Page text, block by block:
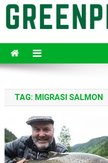
TAG: MIGRASI SALMON